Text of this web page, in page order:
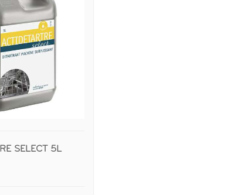
SELECT 5L